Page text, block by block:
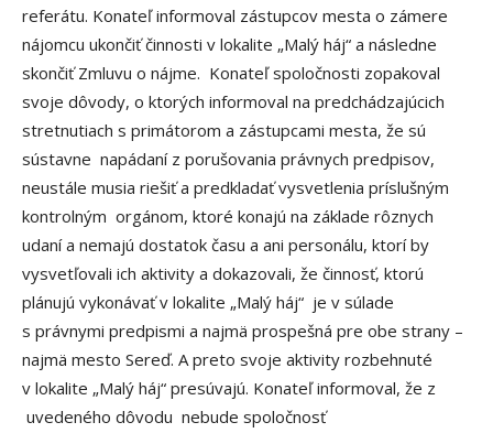
referátu. Konateľ informoval zástupcov mesta o zámere
nájomcu ukončiť činnosti v lokalite „Malý háj“ a následne
skončiť Zmluvu o nájme. Konateľ spoločnosti zopakoval
svoje dôvody, o ktorých informoval na predchádzajúcich
stretnutiach s primátorom a zástupcami mesta, že sú
sústavne napádaní z porušovania právnych predpisov,
neustále musia riešiť a predkladať vysvetlenia príslušným
kontrolným orgánom, ktoré konajú na základe rôznych
udaní a nemajú dostatok času a ani personálu, ktorí by
vysvetľovali ich aktivity a dokazovali, že činnosť, ktorú
plánujú vykonávať v lokalite „Malý háj“ je v súlade
s právnymi predpismi a najmä prospešná pre obe strany –
najmä mesto Sereď. A preto svoje aktivity rozbehnuté
v lokalite „Malý háj“ presúvajú. Konateľ informoval, že z
uvedeného dôvodu nebude spoločnosť